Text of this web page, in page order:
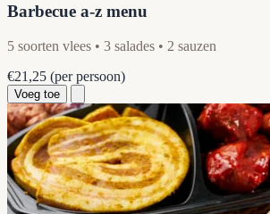
Barbecue a-z menu
5 soorten vlees • 3 salades • 2 sauzen
€21,25 (per persoon)
Voeg toe